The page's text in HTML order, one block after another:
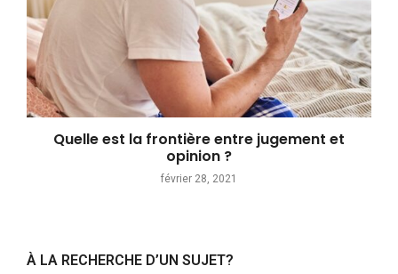
Quelle est la frontière entre jugement et
opinion ?
février 28, 2021
À LA RECHERCHE D’UN SUJET?